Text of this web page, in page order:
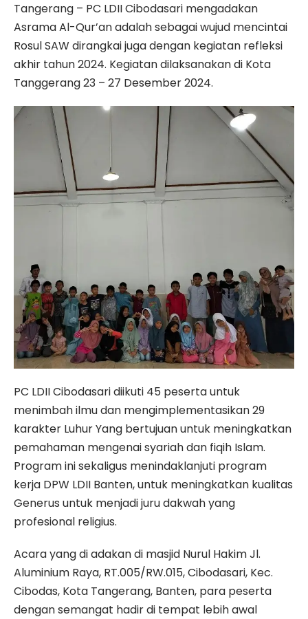
Tangerang – PC LDII Cibodasari mengadakan
Asrama Al-Qur’an adalah sebagai wujud mencintai
Rosul SAW dirangkai juga dengan kegiatan refleksi
akhir tahun 2024. Kegiatan dilaksanakan di Kota
Tanggerang 23 – 27 Desember 2024.
PC LDII Cibodasari diikuti 45 peserta untuk
menimbah ilmu dan mengimplementasikan 29
karakter Luhur Yang bertujuan untuk meningkatkan
pemahaman mengenai syariah dan fiqih Islam.
Program ini sekaligus menindaklanjuti program
kerja DPW LDII Banten, untuk meningkatkan kualitas
Generus untuk menjadi juru dakwah yang
profesional religius.
Acara yang di adakan di masjid Nurul Hakim Jl.
Aluminium Raya, RT.005/RW.015, Cibodasari, Kec.
Cibodas, Kota Tangerang, Banten, para peserta
dengan semangat hadir di tempat lebih awal